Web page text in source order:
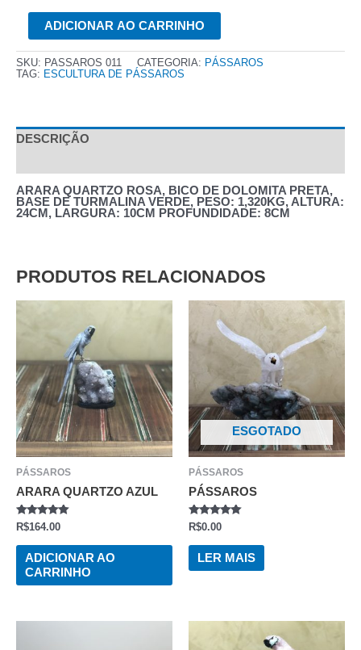
ARARA
QUARTZO
ROSA
QUANTIDADE
ADICIONAR AO CARRINHO
SKU: PASSAROS 011 CATEGORIA: PÁSSAROS
TAG: ESCULTURA DE PÁSSAROS
DESCRIÇÃO
ARARA QUARTZO ROSA, BICO DE DOLOMITA PRETA,
BASE DE TURMALINA VERDE, PESO: 1,320KG, ALTURA:
24CM, LARGURA: 10CM PROFUNDIDADE: 8CM
PRODUTOS RELACIONADOS
PÁSSAROS
ARARA QUARTZO AZUL
AVALIAÇÃO
0
DE
R$164.00
ADICIONAR AO
CARRINHO
ESGOTADO
PÁSSAROS
PÁSSAROS
AVALIAÇÃO
0
DE
R$0.00
LER MAIS